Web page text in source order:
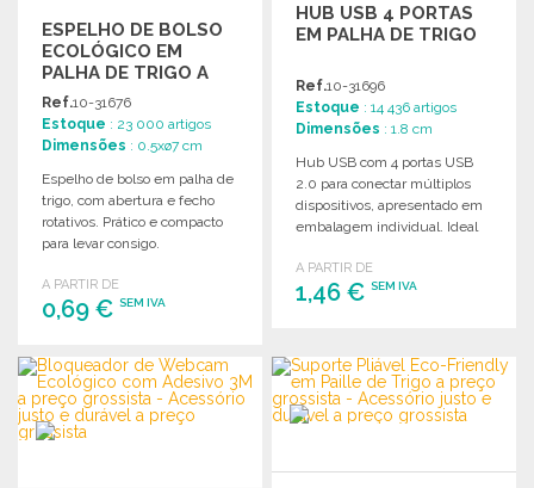
ESPELHO DE BOLSO
ECOLÓGICO EM
PALHA DE TRIGO A
PREÇO GROSSISTA
Ref.10-31676
Estoque : 23 000 artigos
Dimensões : 0.5xø7 cm
Espelho de bolso em palha de
trigo, com abertura e fecho
rotativos. Prático e compacto
para levar consigo.
A PARTIR DE
0,69 € SEM IVA
ENCOMENDAR
Solicitar um orçamento
HUB USB 4 PORTAS
EM PALHA DE TRIGO
Ref.10-31696
Estoque : 14 436 artigos
Dimensões : 1.8 cm
Hub USB com 4 portas USB
2.0 para conectar múltiplos
dispositivos, apresentado em
embalagem individual. Ideal
A PARTIR DE
1,46 €SEM IVA
Solicitar um orçamento